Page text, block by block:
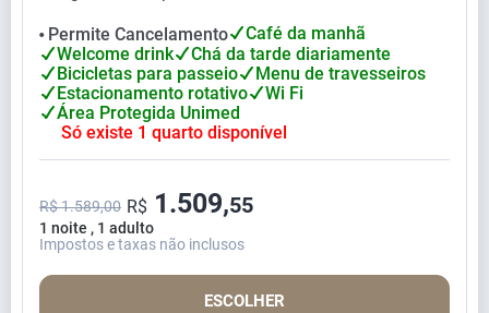
⬤ Permite Cancelamento
Café da manhã
Welcome drink
Chá da tarde diariamente
Bicicletas para passeio
Menu de travesseiros
Estacionamento rotativo
Wi Fi
Área Protegida Unimed
Só existe 1 quarto disponível
1 noite , 1 adulto
R$ 1.589,00 R$ 1.509,55
Impostos e taxas não inclusos
ESCOLHER